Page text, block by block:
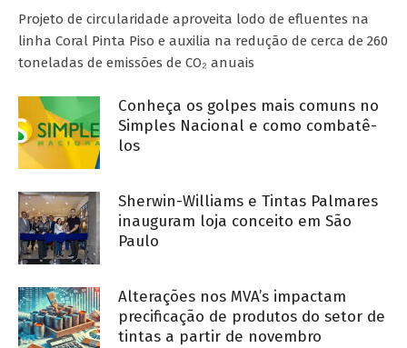
Projeto de circularidade aproveita lodo de efluentes na
linha Coral Pinta Piso e auxilia na redução de cerca de 260
toneladas de emissões de CO₂ anuais
Conheça os golpes mais comuns no
Simples Nacional e como combatê-
los
Sherwin-Williams e Tintas Palmares
inauguram loja conceito em São
Paulo
Alterações nos MVA’s impactam
precificação de produtos do setor de
tintas a partir de novembro